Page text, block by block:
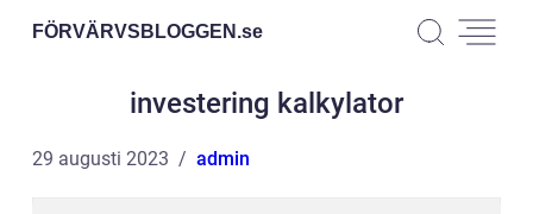
FÖRVÄRVSBLOGGEN.se
investering kalkylator
29 augusti 2023 admin